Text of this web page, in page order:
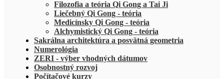
Filozofia a teória Qi Gong a Tai Ji
Liečebný Qi Gong - teória
Medicínsky Qi Gong - teória
Alchymistický Qi Gong - teória
Sakrálna architektúra a posvätná geometria
Numerológia
ZERI - výber vhodných dátumov
Osobnostný rozvoj
Počítačové kurzy